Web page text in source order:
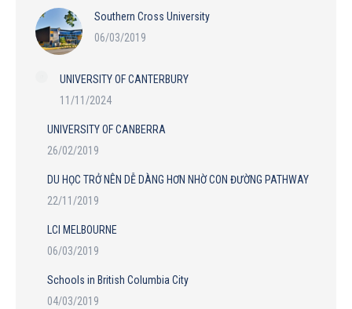
Southern Cross University
06/03/2019
UNIVERSITY OF CANTERBURY
11/11/2024
UNIVERSITY OF CANBERRA
26/02/2019
DU HỌC TRỞ NÊN DỄ DÀNG HƠN NHỜ CON ĐƯỜNG PATHWAY
22/11/2019
LCI MELBOURNE
06/03/2019
Schools in British Columbia City
04/03/2019